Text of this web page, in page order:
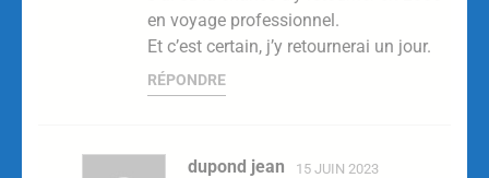
en voyage professionnel.
Et c’est certain, j’y retournerai un jour.
RÉPONDRE
dupond jean 15 JUIN 2023